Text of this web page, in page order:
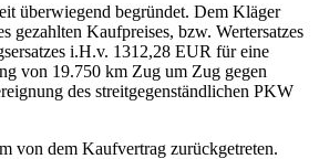
überwiegend begründet. Dem Kläger
gezahlten Kaufpreises, bzw. Wertersatzes
i.H.v. 1312,28 EUR für eine
von 19.750 km Zug um Zug gegen
des streitgegenständlichen PKW
von dem Kaufvertrag zurückgetreten.